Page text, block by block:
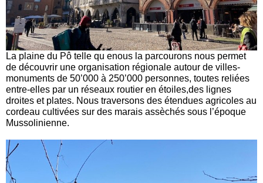
La plaine du Pô telle qu enous la parcourons nous permet
de découvrir une organisation régionale autour de villes-
monuments de 50’000 à 250’000 personnes, toutes reliées
entre-elles par un réseaux routier en étoiles,des lignes
droites et plates. Nous traversons des étendues agricoles au
cordeau cultivées sur des marais assèchés sous l’époque
Mussolinienne.